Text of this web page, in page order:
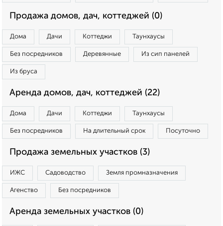
Продажа домов, дач, коттеджей (0)
Дома Дачи Коттеджи Таунхаусы
Без посредников Деревянные Из сип панелей
Из бруса
Аренда домов, дач, коттеджей (22)
Дома Дачи Коттеджи Таунхаусы
Без посредников На длительный срок Посуточно
Продажа земельных участков (3)
ИЖС Садоводство Земля промназначения
Агенство Без посредников
Аренда земельных участков (0)